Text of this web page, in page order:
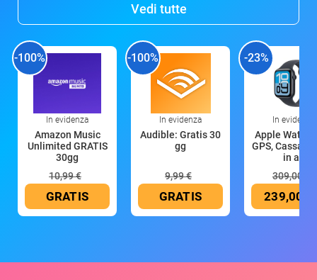
Vedi tutte
-100%
In evidenza
Amazon Music
Unlimited GRATIS
30gg
10,99 €
GRATIS
-100%
In evidenza
Audible: Gratis 30
gg
9,99 €
GRATIS
-23%
In evidenza
Apple Watch
GPS, Cassa
in all
309,00 €
239,00 €